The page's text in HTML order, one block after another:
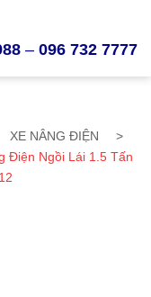
– 096 732 7777
XE NÂNG ĐIỆN
>
Điện Ngồi Lái 1.5 Tấn